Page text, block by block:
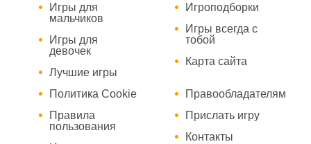
Игры для
мальчиков
Игры для
девочек
Лучшие игры
Игроподборки
Игры всегда с
тобой
Карта сайта
Политика Cookie
Правила
пользования
Правообладателям
Прислать игру
Контакты